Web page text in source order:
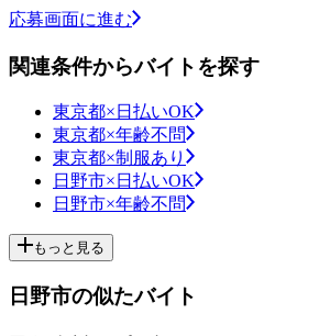
応募画面に進む
関連条件からバイトを探す
東京都×日払いOK
東京都×年齢不問
東京都×制服あり
日野市×日払いOK
日野市×年齢不問
もっと見る
日野市の似たバイト